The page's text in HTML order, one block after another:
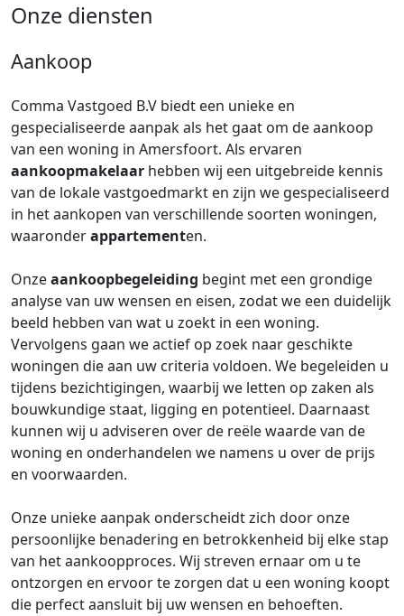
Onze diensten
Aankoop
Comma Vastgoed B.V biedt een unieke en
gespecialiseerde aanpak als het gaat om de aankoop
van een woning in Amersfoort. Als ervaren
aankoopmakelaar hebben wij een uitgebreide kennis
van de lokale vastgoedmarkt en zijn we gespecialiseerd
in het aankopen van verschillende soorten woningen,
waaronderappartementen.
Onzeaankoopbegeleiding begint met een grondige
analyse van uw wensen en eisen, zodat we een duidelijk
beeld hebben van wat u zoekt in een woning.
Vervolgens gaan we actief op zoek naar geschikte
woningen die aan uw criteria voldoen. We begeleiden u
tijdens bezichtigingen, waarbij we letten op zaken als
bouwkundige staat, ligging en potentieel. Daarnaast
kunnen wij u adviseren over de reële waarde van de
woning en onderhandelen we namens u over de prijs
en voorwaarden.
Onze unieke aanpak onderscheidt zich door onze
persoonlijke benadering en betrokkenheid bij elke stap
van het aankoopproces. Wij streven ernaar om u te
ontzorgen en ervoor te zorgen dat u een woning koopt
die perfect aansluit bij uw wensen en behoeften.